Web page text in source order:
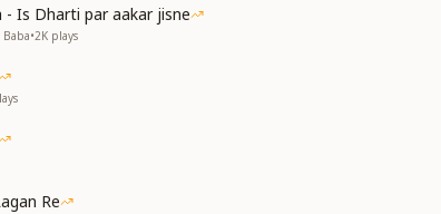
with You.
है
है
- Is Dharti par aakar jisne
•2K plays
Re